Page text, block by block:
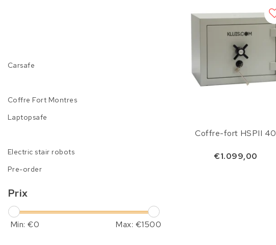
Carsafe
Coffre Fort Montres
Laptopsafe
Electric stair robots
Pre-order
Prix
Min: €0 Max: €1500
Coffre-fort HSPII 40
€1.099,00